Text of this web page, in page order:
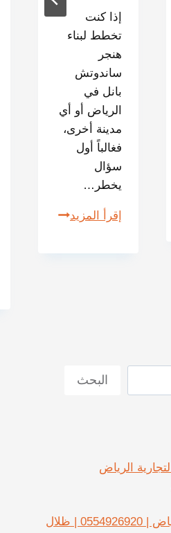
إذا كنت
تخطط لبناء
هنجر
ساندوتش
بانل في
الرياض أو أي
مدينة أخرى،
فغالباً أول
سؤال
يخطر…
إقرأ المزيد
البحث
الرياض
مقاول ساندوتش بانل الرياض | 0554926920 | ظلال